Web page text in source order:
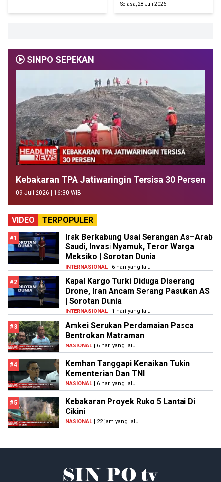
Selasa, 28 Juli 2026
SINPO SEPEKAN
Kebakaran TPA Jatiwaringin Tersisa 30 Persen
09 Juli 2026 | 16:30 WIB
VIDEO TERPOPULER
#1
Irak Berkabung Usai Serangan As–Arab
Saudi, Invasi Nyamuk, Teror Warga
Meksiko | Sorotan Dunia
INTERNASIONAL | 6 hari yang lalu
#2
Kapal Kargo Turki Diduga Diserang
Drone, Iran Ancam Serang Pasukan AS
| Sorotan Dunia
INTERNASIONAL | 1 hari yang lalu
#3
Amkei Serukan Perdamaian Pasca
Bentrokan Matraman
NASIONAL | 6 hari yang lalu
#4
Kemhan Tanggapi Kenaikan Tukin
Kementerian Dan TNI
NASIONAL | 6 hari yang lalu
#5
Kebakaran Proyek Ruko 5 Lantai Di
Cikini
NASIONAL | 22 jam yang lalu